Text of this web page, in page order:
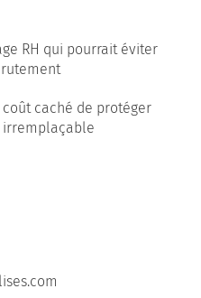
RH qui pourrait éviter
caché de protéger
irremplaçable